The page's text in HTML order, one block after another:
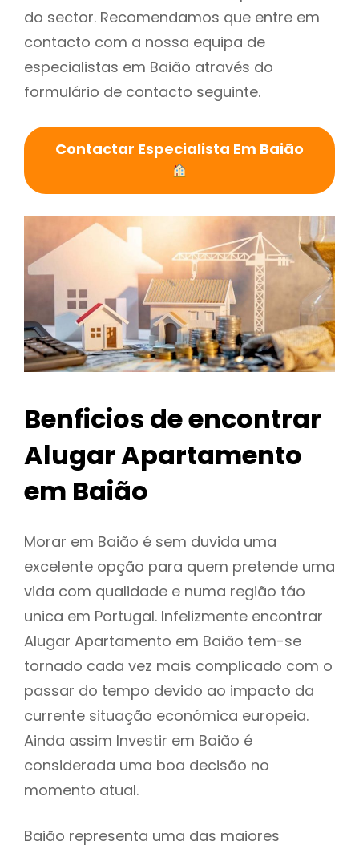
do sector. Recomendamos que entre em
contacto com a nossa equipa de
especialistas em Baião através do
formulário de contacto seguinte.
Contactar Especialista Em Baião
Benficios de encontrar
Alugar Apartamento
em Baião
Morar em Baião é sem duvida uma
excelente opção para quem pretende uma
vida com qualidade e numa região táo
unica em Portugal. Infelizmente encontrar
Alugar Apartamento em Baião tem-se
tornado cada vez mais complicado com o
passar do tempo devido ao impacto da
currente situação económica europeia.
Ainda assim Investir em Baião é
considerada uma boa decisão no
momento atual.
Baião representa uma das maiores